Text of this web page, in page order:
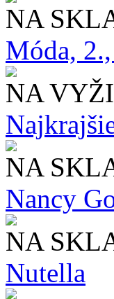
NA
Móda,
NA
NA
Nancy
NA
Nutella